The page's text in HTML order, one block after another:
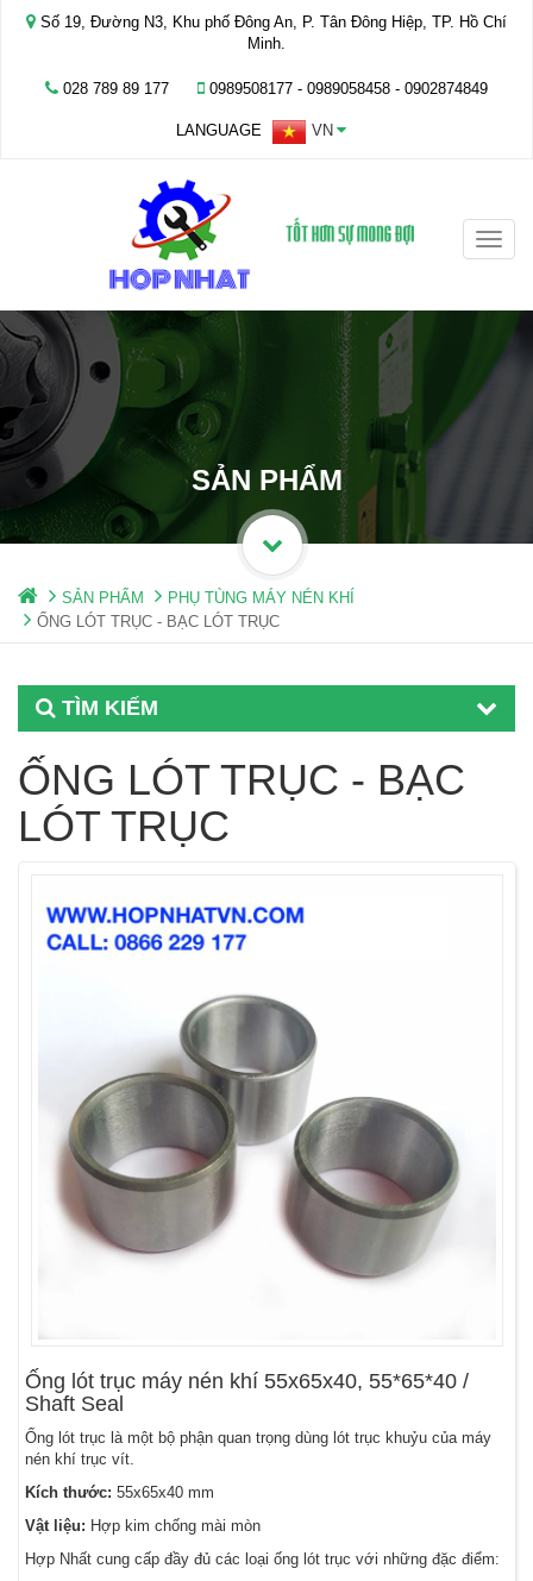
Số 19, Đường N3, Khu phố Đông An, P. Tân Đông Hiệp, TP. Hồ Chí
Minh.
028 789 89 177 0989508177 - ‭0989058458‬ - 0902874849
LANGUAGE VN
Toggle
SẢN PHẨM
SẢN PHẨM
PHỤ TÙNG MÁY NÉN KHÍ
ỐNG LÓT TRỤC - BẠC LÓT TRỤC
TÌM KIẾM
ỐNG LÓT TRỤC - BẠC
LÓT TRỤC
Ống lót trục máy nén khí 55x65x40, 55*65*40 /
Shaft Seal
Ống lót trục là một bộ phận quan trọng dùng lót trục khuỷu của máy
nén khí trục vít.
Kích thước: 55x65x40 mm
Vật liệu: Hợp kim chống mài mòn
Hợp Nhất cung cấp đầy đủ các loại ống lót trục với những đặc điểm: